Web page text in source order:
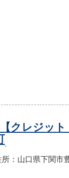
【クレジッ
所：山口県下関市